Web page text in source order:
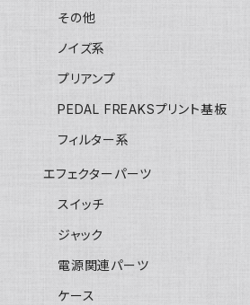
その他
ノイズ系
プリアンプ
PEDAL FREAKSプリント基板
フィルター系
エフェクターパーツ
スイッチ
ジャック
電源関連パーツ
ケース